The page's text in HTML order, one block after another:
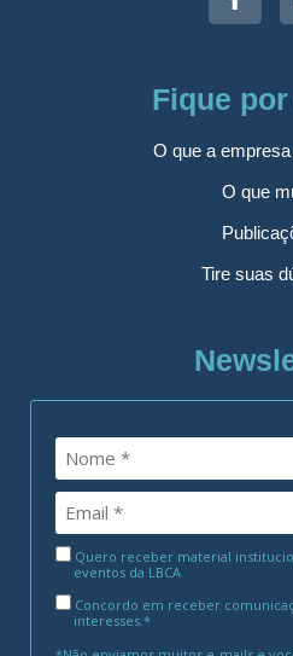
Fique
O que a
O que
Tire suas
Quero receber material
eventos da LBCA
Concordo em receber
interesses.*